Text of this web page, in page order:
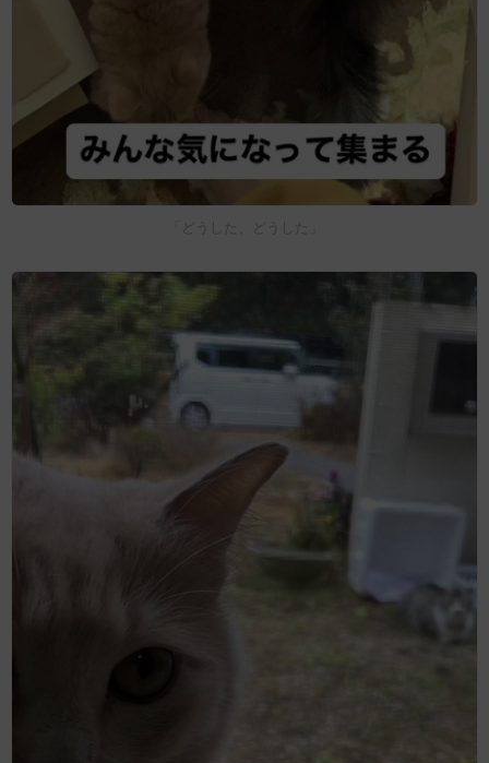
「どうした、どうした」